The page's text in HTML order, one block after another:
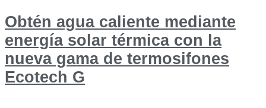
Obtén agua caliente mediante
energía solar térmica con la
nueva gama de termosifones
Ecotech G